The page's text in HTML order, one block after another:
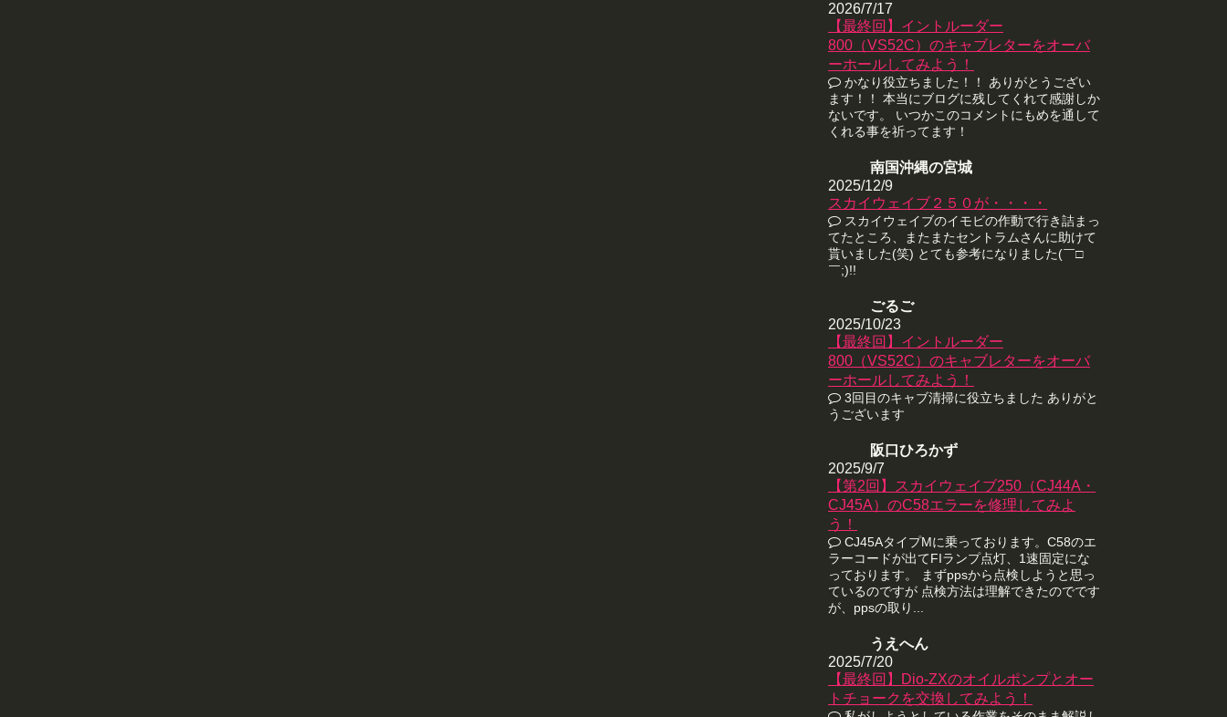
2026/7/17
【最終回】イントルーダー
800（VS52C）のキャブレターをオーバ
ーホールしてみよう！
かなり役立ちました！！ ありがとうござい
ます！！ 本当にブログに残してくれて感謝しか
ないです。 いつかこのコメントにもめを通して
くれる事を祈ってます！
南国沖縄の宮城
2025/12/9
スカイウェイブ２５０が・・・・
スカイウェイブのイモビの作動で行き詰まっ
てたところ、またまたセントラムさんに助けて
貰いました(笑) とても参考になりました(￣□
￣;)!!
ごるご
2025/10/23
【最終回】イントルーダー
800（VS52C）のキャブレターをオーバ
ーホールしてみよう！
3回目のキャブ清掃に役立ちました ありがと
うございます
阪口ひろかず
2025/9/7
【第2回】スカイウェイブ250（CJ44A・
CJ45A）のC58エラーを修理してみよ
う！
CJ45AタイプMに乗っております。C58のエ
ラーコードが出てFIランプ点灯、1速固定にな
っております。 まずppsから点検しようと思っ
ているのですが 点検方法は理解できたのでです
が、ppsの取り...
うえへん
2025/7/20
【最終回】Dio-ZXのオイルポンプとオー
トチョークを交換してみよう！